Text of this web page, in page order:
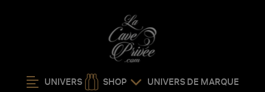
UNIVERS SHOP UNIVERS DE MARQUE